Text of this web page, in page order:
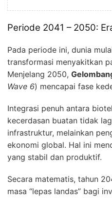
Periode 2041 – 2050:
Pada periode ini, dunia
transformasi menyakitkan
Menjelang 2050,
Wave 6) mencapai fase
Integrasi penuh antara
kecerdasan buatan tidak
infrastruktur, melainkan
ekonomi global. Hal ini
yang stabil dan produktif.
Secara matematis, tahun
masa “lepas landas” bagi